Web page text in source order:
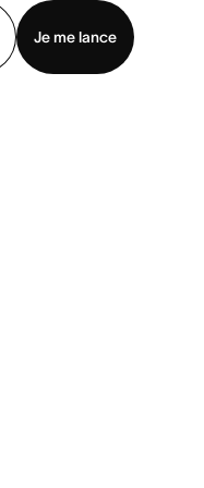
Je me lance